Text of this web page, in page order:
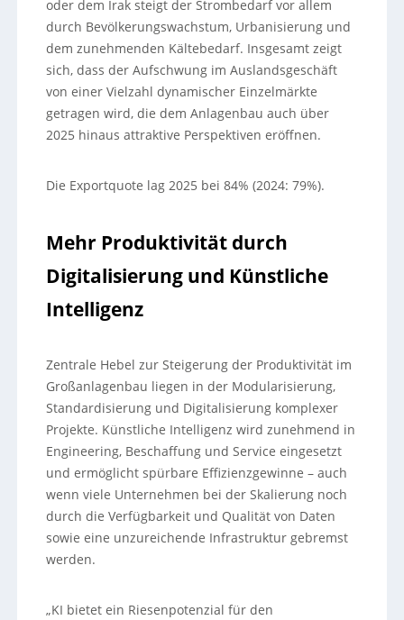
oder dem Irak steigt der Strombedarf vor allem
durch Bevölkerungswachstum, Urbanisierung und
dem zunehmenden Kältebedarf. Insgesamt zeigt
sich, dass der Aufschwung im Auslandsgeschäft
von einer Vielzahl dynamischer Einzelmärkte
getragen wird, die dem Anlagenbau auch über
2025 hinaus attraktive Perspektiven eröffnen.
Die Exportquote lag 2025 bei 84% (2024: 79%).
Mehr Produktivität durch
Digitalisierung und Künstliche
Intelligenz
Zentrale Hebel zur Steigerung der Produktivität im
Großanlagenbau liegen in der Modularisierung,
Standardisierung und Digitalisierung komplexer
Projekte. Künstliche Intelligenz wird zunehmend in
Engineering, Beschaffung und Service eingesetzt
und ermöglicht spürbare Effizienzgewinne – auch
wenn viele Unternehmen bei der Skalierung noch
durch die Verfügbarkeit und Qualität von Daten
sowie eine unzureichende Infrastruktur gebremst
werden.
„KI bietet ein Riesenpotenzial für den